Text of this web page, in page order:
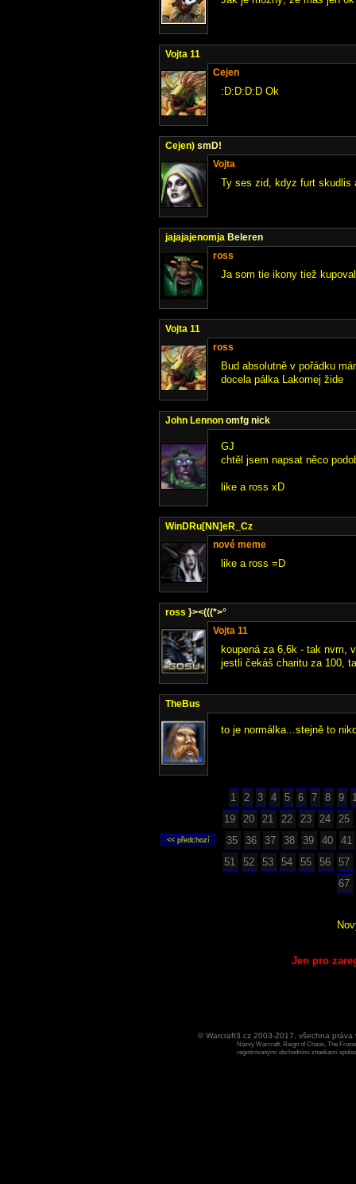
Vojta 11
Cejen
:D:D:D:D Ok
Cejen) smD!
Vojta
Ty ses zid, kdyz furt skudlis
jajajajenomja Beleren
ross
Ja som tie ikony tiež
Vojta 11
ross
Bud absolutně v pořádku
docela pálka Lakomej žide
John Lennon omfg nick
GJ
chtěl jsem napsat něco
like a ross xD
WinDRu[NN]eR_Cz
nové meme
like a ross =D
ross }><(((*>°
Vojta 11
koupená za 6,6k - tak nvm,
jestli čekáš charitu za 100,
TheBus
to je normálka...stejně to
1 2 3 4 5 6 7 8 9
19
20 21 22 23 24
25
35
36 37 38 39 40
41
51
52 53 54 55 56
57
67
Jen pro
© Warcraft3.cz 2003-2017, všechna
Názvy Warcraft, Reign of Chaos, The
registrovanými obchodními znaekami